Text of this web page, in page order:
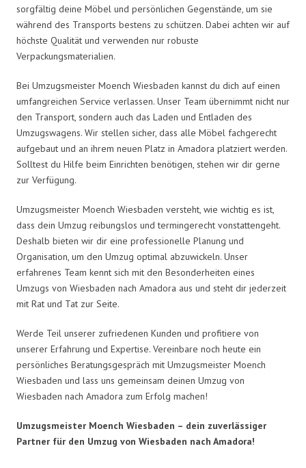
sorgfältig deine Möbel und persönlichen Gegenstände, um sie
während des Transports bestens zu schützen. Dabei achten wir auf
höchste Qualität und verwenden nur robuste
Verpackungsmaterialien.
Bei Umzugsmeister Moench Wiesbaden kannst du dich auf einen
umfangreichen Service verlassen. Unser Team übernimmt nicht nur
den Transport, sondern auch das Laden und Entladen des
Umzugswagens. Wir stellen sicher, dass alle Möbel fachgerecht
aufgebaut und an ihrem neuen Platz in Amadora platziert werden.
Solltest du Hilfe beim Einrichten benötigen, stehen wir dir gerne
zur Verfügung.
Umzugsmeister Moench Wiesbaden versteht, wie wichtig es ist,
dass dein Umzug reibungslos und termingerecht vonstattengeht.
Deshalb bieten wir dir eine professionelle Planung und
Organisation, um den Umzug optimal abzuwickeln. Unser
erfahrenes Team kennt sich mit den Besonderheiten eines
Umzugs von Wiesbaden nach Amadora aus und steht dir jederzeit
mit Rat und Tat zur Seite.
Werde Teil unserer zufriedenen Kunden und profitiere von
unserer Erfahrung und Expertise. Vereinbare noch heute ein
persönliches Beratungsgespräch mit Umzugsmeister Moench
Wiesbaden und lass uns gemeinsam deinen Umzug von
Wiesbaden nach Amadora zum Erfolg machen!
Umzugsmeister Moench Wiesbaden – dein zuverlässiger
Partner für den Umzug von Wiesbaden nach Amadora!